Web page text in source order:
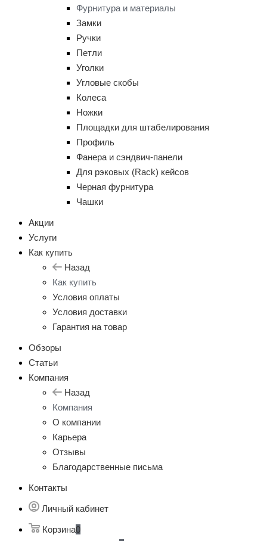
Фурнитура и материалы
Замки
Ручки
Петли
Уголки
Угловые скобы
Колеса
Ножки
Площадки для штабелирования
Профиль
Фанера и сэндвич-панели
Для рэковых (Rack) кейсов
Черная фурнитура
Чашки
Акции
Услуги
Как купить
Назад
Как купить
Условия оплаты
Условия доставки
Гарантия на товар
Обзоры
Статьи
Компания
Назад
Компания
О компании
Карьера
Отзывы
Благодарственные письма
Контакты
Личный кабинет
Корзина0